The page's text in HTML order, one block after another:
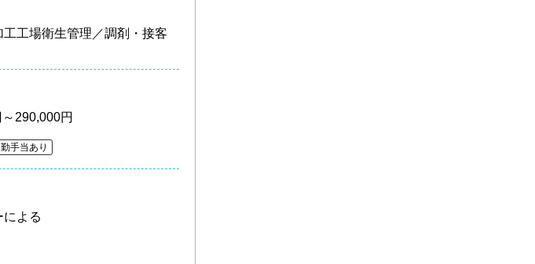
工場衛生管理／調剤・接客
290,000円
手当あり
による